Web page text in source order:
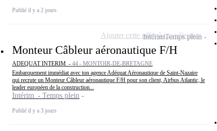
Publié il y a 2 jours
Monteur Câbleur aéronautique F/H
ADEQUAT INTERIM - 44 - MONTOIR-DE-BRETAGNE
Embarquement immédiat avec ton agence Adéquat Aéronautique de Saint-Nazaire
qui recrute un Monteur Câbleur aéronautique F/H pour son client, Airbus Atlantic, le
leader européen de la construction...
Intérim - Temps plein
Publié il y a 3 jours
IntérimTemps plein
Ajouter cette offre à ma sélection